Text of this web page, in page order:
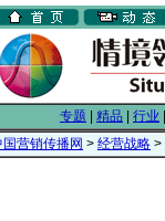
专题 精品 行业
国营销传播网 > 经营战略 >